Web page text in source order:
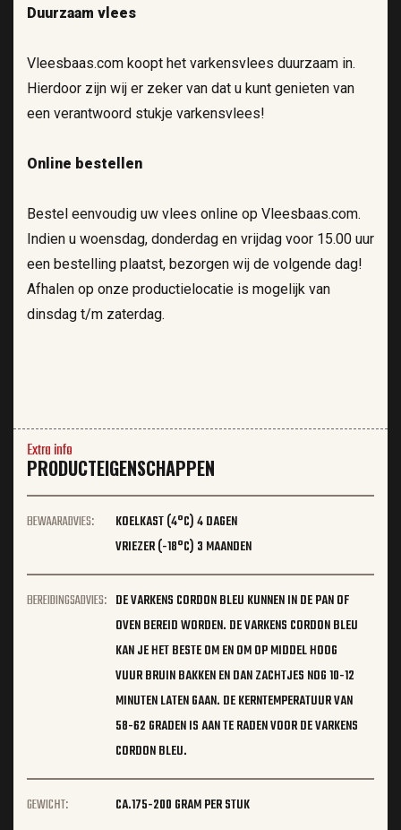
Duurzaam vlees
Vleesbaas.com koopt het varkensvlees duurzaam in.
Hierdoor zijn wij er zeker van dat u kunt genieten van
een verantwoord stukje varkensvlees!
Online bestellen
Bestel eenvoudig uw vlees online op Vleesbaas.com.
Indien u woensdag, donderdag en vrijdag voor 15.00 uur
een bestelling plaatst, bezorgen wij de volgende dag!
Afhalen op onze productielocatie is mogelijk van
dinsdag t/m zaterdag.
Extra info
PRODUCTEIGENSCHAPPEN
BEWAARADVIES:
KOELKAST (4°C) 4 DAGEN
VRIEZER (-18°C) 3 MAANDEN
BEREIDINGSADVIES: DE VARKENS CORDON BLEU KUNNEN IN DE PAN OF
OVEN BEREID WORDEN. DE VARKENS CORDON BLEU
KAN JE HET BESTE OM EN OM OP MIDDEL HOOG
VUUR BRUIN BAKKEN EN DAN ZACHTJES NOG 10-12
MINUTEN LATEN GAAN. DE KERNTEMPERATUUR VAN
58-62 GRADEN IS AAN TE RADEN VOOR DE VARKENS
CORDON BLEU.
GEWICHT: CA.175-200 GRAM PER STUK